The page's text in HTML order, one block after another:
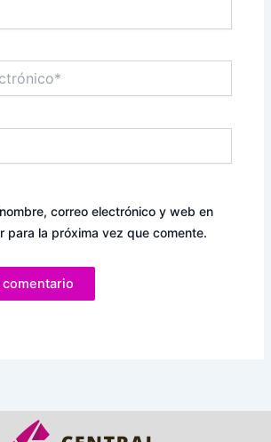
correo electrónico y web en
para la próxima vez que comente.